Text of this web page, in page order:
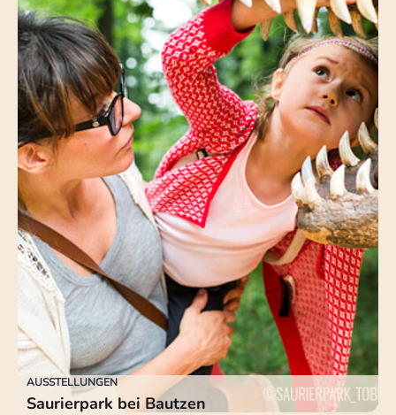
AUSSTELLUNGEN
Saurierpark bei Bautzen